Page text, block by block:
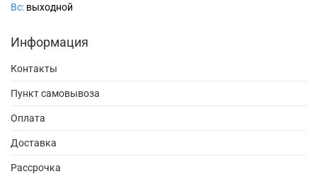
Вс: выходной
Информация
Контакты
Пункт самовывоза
Оплата
Доставка
Рассрочка